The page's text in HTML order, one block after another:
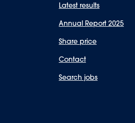
Latest results
Annual Report 2025
Share price
Contact
Search jobs